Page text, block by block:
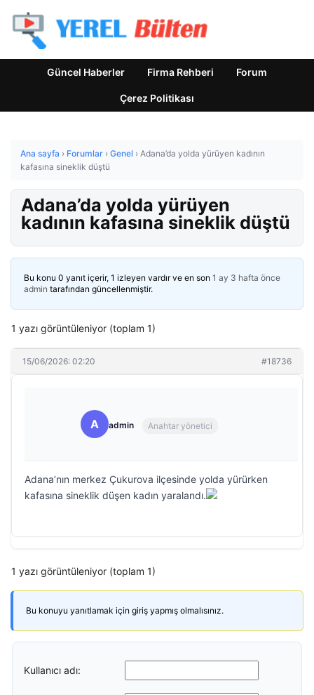
Güncel Haberler Firma Rehberi Forum
Çerez Politikası
Ana sayfa › Forumlar › Genel › Adana’da yolda yürüyen kadının
kafasına sineklik düştü
Adana’da yolda yürüyen
kadının kafasına sineklik düştü
Bu konu 0 yanıt içerir, 1 izleyen vardır ve en son 1 ay 3 hafta önce
admin tarafından güncellenmiştir.
1 yazı görüntüleniyor (toplam 1)
15/06/2026: 02:20 #18736
A admin Anahtar yönetici
Adana’nın merkez Çukurova ilçesinde yolda yürürken
kafasına sineklik düşen kadın yaralandı.
1 yazı görüntüleniyor (toplam 1)
Bu konuyu yanıtlamak için giriş yapmış olmalısınız.
Kullanıcı adı: